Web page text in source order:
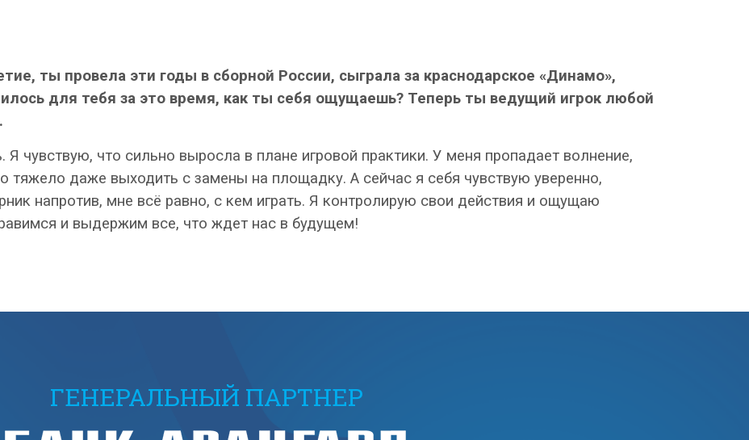
ты провела эти годы в сборной России, сыграла за краснодарское «Динамо»,
для тебя за это время, как ты себя ощущаешь? Теперь ты ведущий игрок любой
чувствую, что сильно выросла в плане игровой практики. У меня пропадает волнение,
тяжело даже выходить с замены на площадку. А сейчас я себя чувствую уверенно,
напротив, мне всё равно, с кем играть. Я контролирую свои действия и ощущаю
и выдержим все, что ждет нас в будущем!
ГЕНЕРАЛЬНЫЙ ПАРТНЕР